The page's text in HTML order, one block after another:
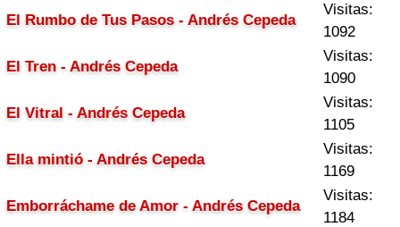
El Rumbo de Tus Pasos - Andrés Cepeda
Visitas:
1092
El Tren - Andrés Cepeda
Visitas:
1090
El Vitral - Andrés Cepeda
Visitas:
1105
Ella mintió - Andrés Cepeda
Visitas:
1169
Emborráchame de Amor - Andrés Cepeda
Visitas:
1184